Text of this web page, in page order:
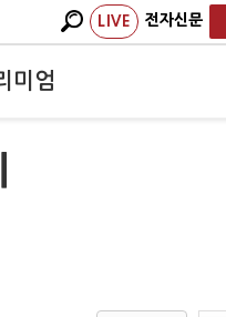
LIVE 전자신문
미엄